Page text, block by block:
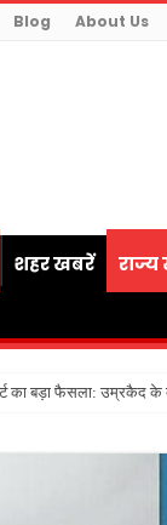
Blog About Us
शहर खबरें
का बड़ा फैसला: उम्रकैद